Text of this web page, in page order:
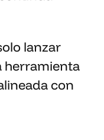
lanzar
herramienta
con